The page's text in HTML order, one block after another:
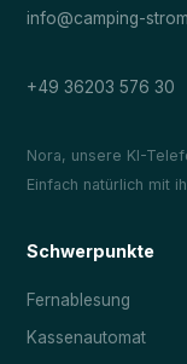
info@camping-
+49 36203 576 30
Nora, unsere KI-
Einfach natürlich mit
Schwerpunkte
Fernablesung
Kassenautomat